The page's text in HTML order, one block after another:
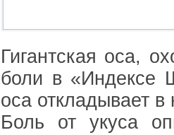
Гигантская оса,
боли в «Индексе
оса откладывает в
Боль от укуса